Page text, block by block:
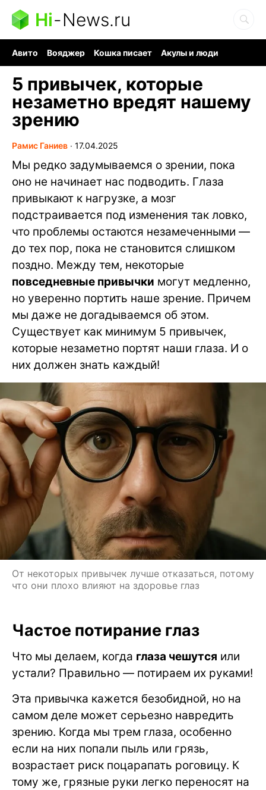
Hi-News.ru
Авито Вояджер Кошка писает
Акулы и люди
5 привычек, которые
незаметно вредят нашему
зрению
Рамис Ганиев ∙ 17.04.2025
Мы редко задумываемся о зрении, пока
оно не начинает нас подводить. Глаза
привыкают к нагрузке, а мозг
подстраивается под изменения так ловко,
что проблемы остаются незамеченными —
до тех пор, пока не становится слишком
поздно. Между тем, некоторые
повседневные привычки могут медленно,
но уверенно портить наше зрение. Причем
мы даже не догадываемся об этом.
Существует как минимум 5 привычек,
которые незаметно портят наши глаза. И о
них должен знать каждый!
От некоторых привычек лучше отказаться, потому
что они плохо влияют на здоровье глаз
Частое потирание глаз
Что мы делаем, когда глаза чешутся или
устали? Правильно — потираем их руками!
Эта привычка кажется безобидной, но на
самом деле может серьезно навредить
зрению. Когда мы трем глаза, особенно
если на них попали пыль или грязь,
возрастает риск поцарапать роговицу. К
тому же, грязные руки легко переносят на